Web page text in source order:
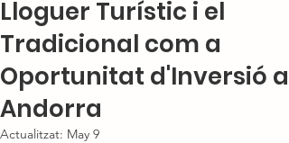
Lloguer Turístic i el
Tradicional com a
Oportunitat d'Inversió a
Andorra
Actualitzat: May 9